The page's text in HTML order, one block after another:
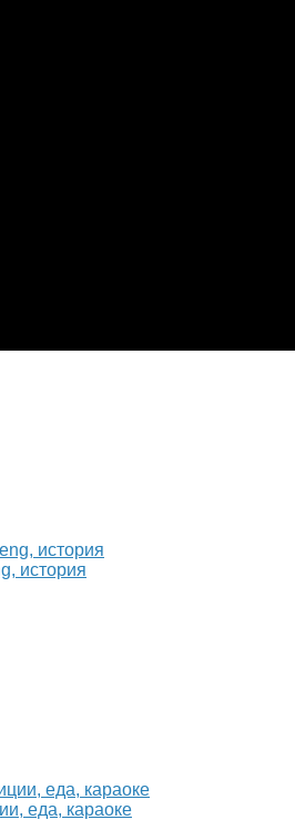
история
еда, караоке